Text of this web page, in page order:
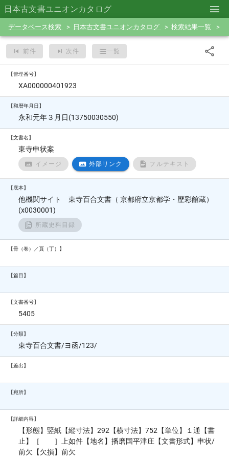
日本古文書ユニオンカタログ
データベース検索 日本古文書ユニオンカタログ 検索結果一覧
前件 次件 一覧
【管理番号】
XA000000401923
【和暦年月日】
永和元年３月日(13750030550)
【文書名】
東寺申状案
イメージ 外部リンク フルテキスト
【底本】
他機関サイト 東寺百合文書（ 京都府立京都学・歴彩館蔵）
(x0030001)
所蔵史料目録
【冊（巻）／頁（丁）】
【篇目】
【文書番号】
5405
【分類】
東寺百合文書/ヨ函/123/
【差出】
【宛所】
【詳細内容】
【形態】竪紙【縦寸法】292【横寸法】752【単位】１通【書
止】［ ］上如件【地名】播磨国平津庄【文書形式】申状/
前欠【欠損】前欠